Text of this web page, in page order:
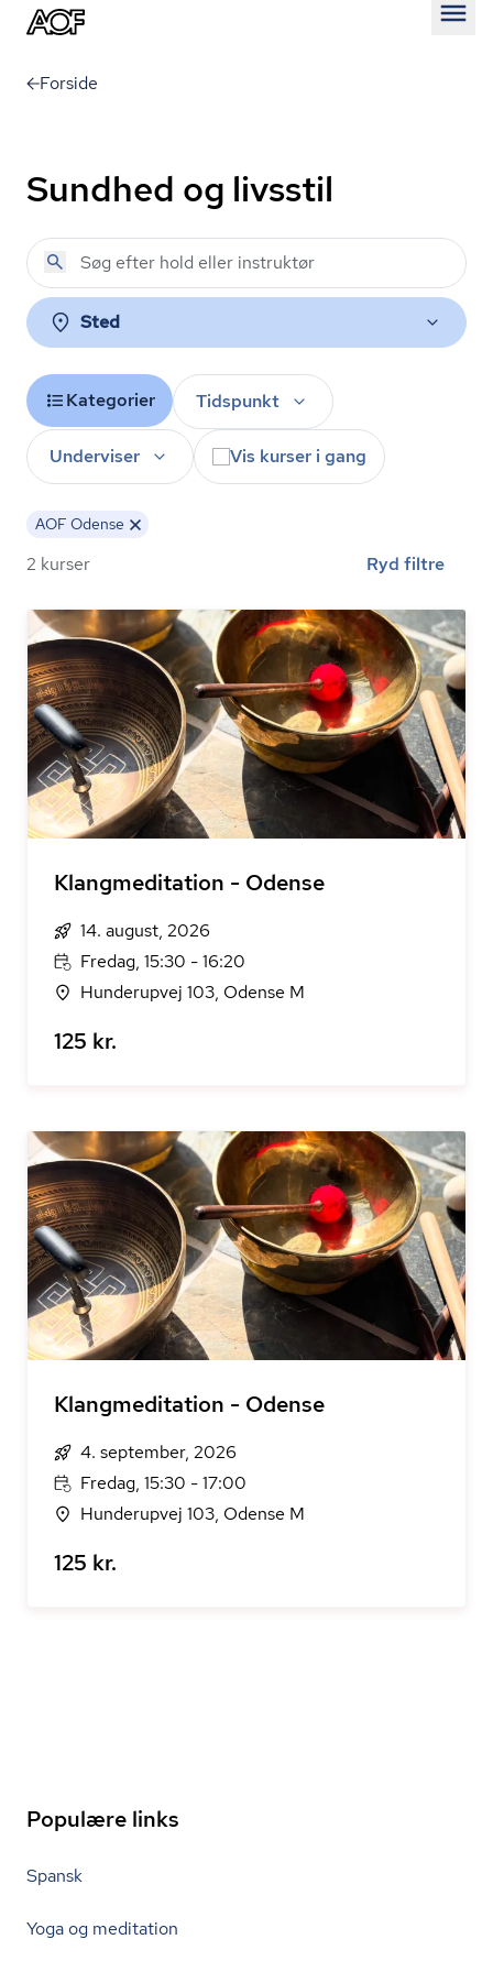
Forside
Sundhed og livsstil
Sted
Kategorier Tidspunkt
Underviser Vis kurser i gang
AOF Odense
2 kurser Ryd filtre
Klangmeditation - Odense
14. august, 2026
Fredag, 15:30 - 16:20
Hunderupvej 103, Odense M
125 kr.
Klangmeditation - Odense
4. september, 2026
Fredag, 15:30 - 17:00
Hunderupvej 103, Odense M
125 kr.
Populære links
Spansk
Yoga og meditation